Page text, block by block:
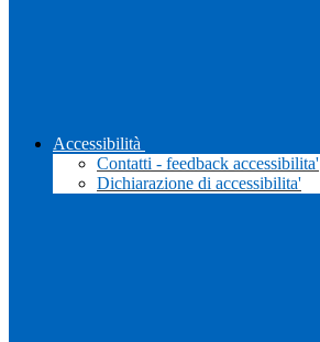
Accessibilità
Contatti - feedback accessibilita'
Dichiarazione di accessibilita'